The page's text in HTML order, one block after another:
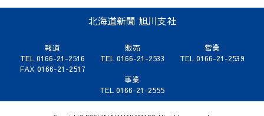
北海道新聞 旭川支社
報道
TEL 0166-21-2516
FAX 0166-21-2517
販売
TEL 0166-21-2533
営業
TEL 0166-21-2539
事業
TEL 0166-21-2555